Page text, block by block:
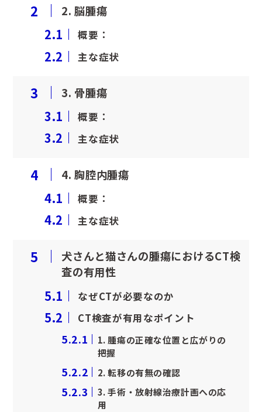
2 2. 脳腫瘍
2.1 概要：
2.2 主な症状
3 3. 骨腫瘍
3.1 概要：
3.2 主な症状
4 4. 胸腔内腫瘍
4.1 概要：
4.2 主な症状
5
犬さんと猫さんの腫瘍におけるCT検
査の有用性
5.1 なぜCTが必要なのか
5.2 CT検査が有用なポイント
5.2.1
1. 腫瘍の正確な位置と広がりの
把握
5.2.2 2. 転移の有無の確認
5.2.3
3. 手術・放射線治療計画への応
用